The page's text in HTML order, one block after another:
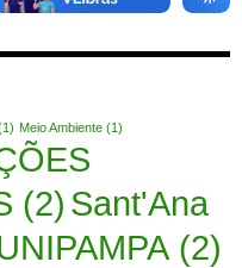
Meio Ambiente (1)
(2) Sant'Ana
(2)